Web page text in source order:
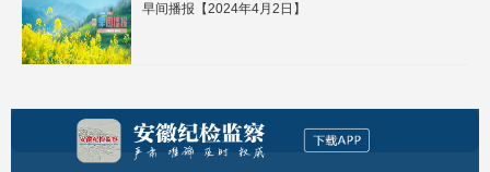
早间播报【2024年4月2日】